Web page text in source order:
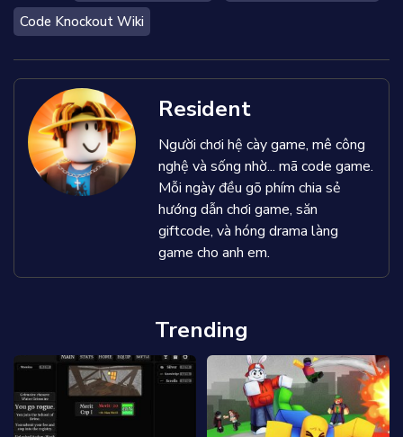
Code Knockout Wiki
Resident
Người chơi hệ cày game, mê công
nghệ và sống nhờ... mã code game.
Mỗi ngày đều gõ phím chia sẻ
hướng dẫn chơi game, săn
giftcode, và hóng drama làng
game cho anh em.
Trending